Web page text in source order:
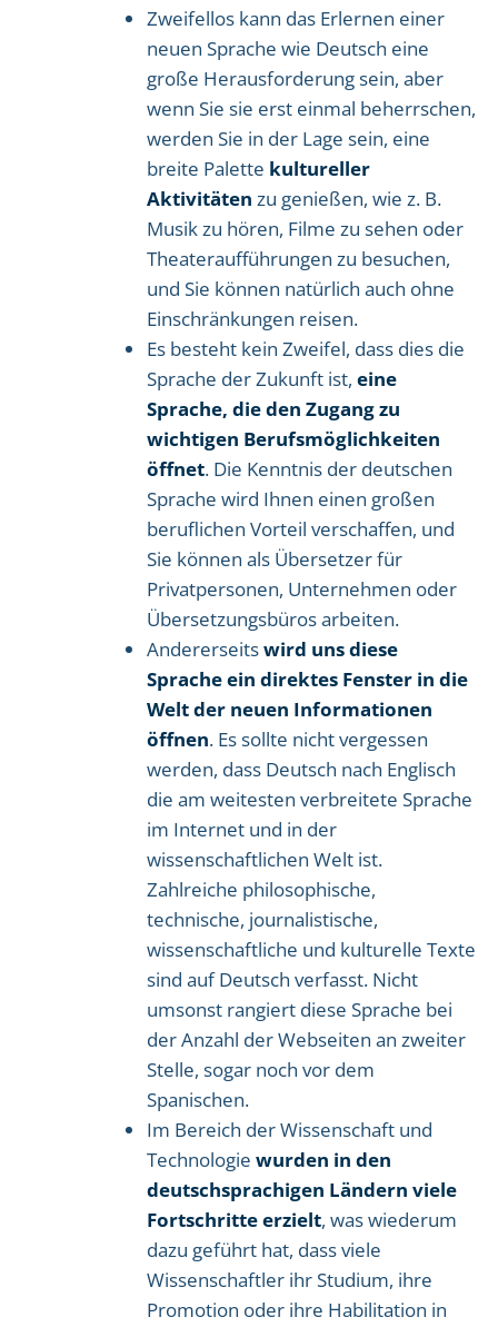
Zweifellos kann das Erlernen einer
neuen Sprache wie Deutsch eine
große Herausforderung sein, aber
wenn Sie sie erst einmal beherrschen,
werden Sie in der Lage sein, eine
breite Palette kultureller
Aktivitäten zu genießen, wie z. B.
Musik zu hören, Filme zu sehen oder
Theateraufführungen zu besuchen,
und Sie können natürlich auch ohne
Einschränkungen reisen.
Es besteht kein Zweifel, dass dies die
Sprache der Zukunft ist, eine
Sprache, die den Zugang zu
wichtigen Berufsmöglichkeiten
öffnet. Die Kenntnis der deutschen
Sprache wird Ihnen einen großen
beruflichen Vorteil verschaffen, und
Sie können als Übersetzer für
Privatpersonen, Unternehmen oder
Übersetzungsbüros arbeiten.
Andererseitswird uns diese
Sprache ein direktes Fenster in die
Welt der neuen Informationen
öffnen. Es sollte nicht vergessen
werden, dass Deutsch nach Englisch
die am weitesten verbreitete Sprache
im Internet und in der
wissenschaftlichen Welt ist.
Zahlreiche philosophische,
technische, journalistische,
wissenschaftliche und kulturelle Texte
sind auf Deutsch verfasst. Nicht
umsonst rangiert diese Sprache bei
der Anzahl der Webseiten an zweiter
Stelle, sogar noch vor dem
Spanischen.
Im Bereich der Wissenschaft und
Technologie wurden in den
deutschsprachigen Ländern viele
Fortschritte erzielt, was wiederum
dazu geführt hat, dass viele
Wissenschaftler ihr Studium, ihre
Promotion oder ihre Habilitation in